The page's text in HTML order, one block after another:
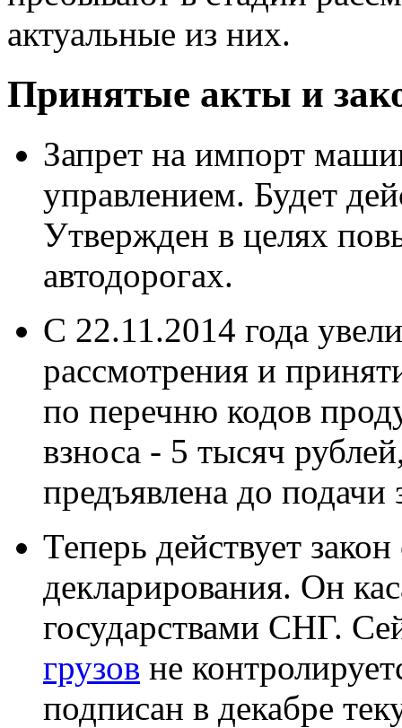
актуальные из них.
Принятые акты и
Запрет на импорт
управлением. Будет
Утвержден в целях
автодорогах.
С 22.11.2014 года
рассмотрения и
по перечню кодов
взноса - 5 тысяч
предъявлена до подачи
Теперь действует
декларирования. Он
государствами СНГ.
грузов не
подписан в декабре